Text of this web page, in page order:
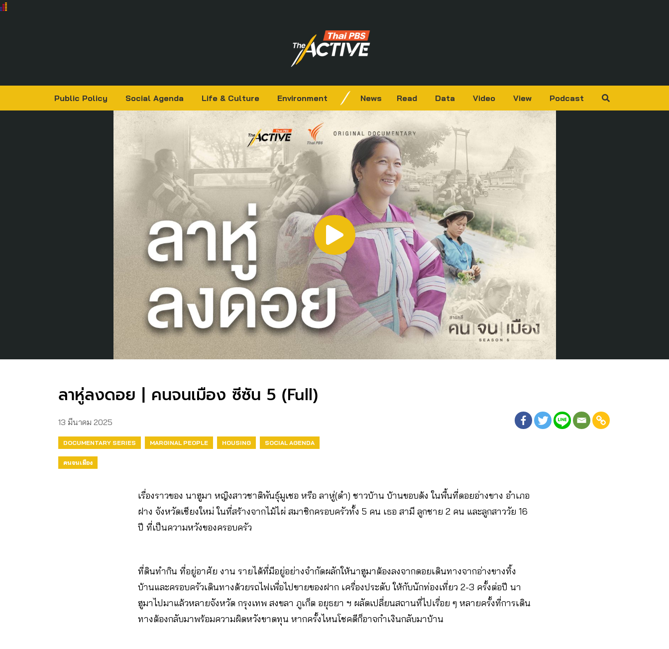
Public Policy Social Agenda Life & Culture Environment News Read Data Video View Podcast
ลาหู่ลงดอย | คนจนเมือง ซีซัน 5 (Full)
13 มีนาคม 2025
DOCUMENTARY SERIES MARGINAL PEOPLE HOUSING SOCIAL AGENDA
คนจนเมือง
เรื่องราวของ นาฮูมา หญิงสาวชาติพันธุ์มูเชอ หรือ ลาหู่(ดำ) ชาวบ้าน บ้านขอบด้ง ในพื้นที่ดอยอ่างขาง อำเภอ
ฝาง จังหวัดเชียงใหม่ ในที่สร้างจากไม้ไผ่ สมาชิกครอบครัวทั้ง 5 คน เธอ สามี ลูกชาย 2 คน และลูกสาววัย 16
ปี ที่เป็นความหวังของครอบครัว
ที่ดินทำกิน ที่อยู่อาศัย งาน รายได้ที่มีอยู่อย่างจำกัดผลักให้นาฮูมาต้องลงจากดอยเดินทางจากอ่างขางทิ้ง
บ้านและครอบครัวเดินทางด้วยรถไฟเพื่อไปขายของฝาก เครื่องประดับ ให้กับนักท่องเที่ยว 2-3 ครั้งต่อปี นา
ฮูมาไปมาแล้วหลายจังหวัด กรุงเทพ สงขลา ภูเก็ต อยุธยา ฯ ผลัดเปลี่ยนสถานที่ไปเรื่อย ๆ หลายครั้งที่การเดิน
ทางต้องกลับมาพร้อมความผิดหวังขาดทุน หากครั้งไหนโชคดีก็อาจกำเงินกลับมาบ้าน